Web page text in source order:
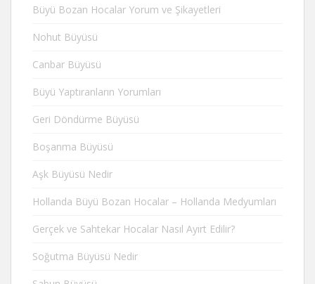
Büyü Bozan Hocalar Yorum ve Şikayetleri
Nohut Büyüsü
Canbar Büyüsü
Büyü Yaptıranların Yorumları
Geri Döndürme Büyüsü
Boşanma Büyüsü
Aşk Büyüsü Nedir
Hollanda Büyü Bozan Hocalar – Hollanda Medyumları
Gerçek ve Sahtekar Hocalar Nasıl Ayırt Edilir?
Soğutma Büyüsü Nedir